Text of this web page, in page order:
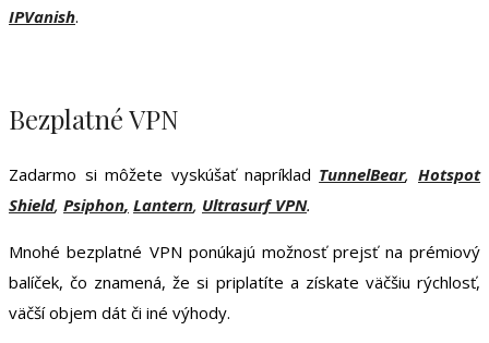
IPVanish.
Bezplatné VPN
Zadarmo si môžete vyskúšať napríklad TunnelBear,Hotspot
Shield, Psiphon, Lantern, Ultrasurf VPN.
Mnohé bezplatné VPN ponúkajú možnosť prejsť na prémiový
balíček, čo znamená, že si priplatíte a získate väčšiu rýchlosť,
väčší objem dát či iné výhody.